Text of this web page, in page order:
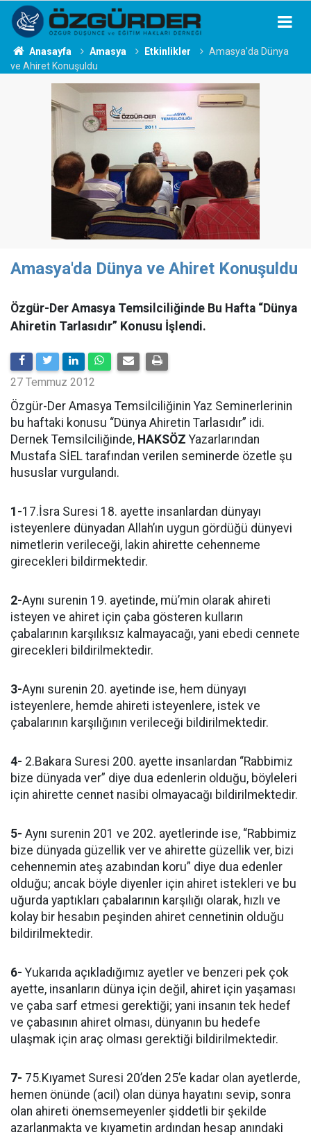
Anasayfa Amasya Etkinlikler
Amasya'da Dünya
ve Ahiret Konuşuldu
Amasya'da Dünya ve Ahiret Konuşuldu
Özgür-Der Amasya Temsilciliğinde Bu Hafta “Dünya
Ahiretin Tarlasıdır” Konusu İşlendi.
27 Temmuz 2012
Özgür-Der Amasya Temsilciliğinin Yaz Seminerlerinin
bu haftaki konusu “Dünya Ahiretin Tarlasıdır” idi.
Dernek Temsilciliğinde, HAKSÖZ Yazarlarından
Mustafa SİEL tarafından verilen seminerde özetle şu
hususlar vurgulandı.
1-17.İsra Suresi 18. ayette insanlardan dünyayı
isteyenlere dünyadan Allah’ın uygun gördüğü dünyevi
nimetlerin verileceği, lakin ahirette cehenneme
girecekleri bildirmektedir.
2-Aynı surenin 19. ayetinde, mü’min olarak ahireti
isteyen ve ahiret için çaba gösteren kulların
çabalarının karşılıksız kalmayacağı, yani ebedi cennete
girecekleri bildirilmektedir.
3-Aynı surenin 20. ayetinde ise, hem dünyayı
isteyenlere, hemde ahireti isteyenlere, istek ve
çabalarının karşılığının verileceği bildirilmektedir.
4- 2.Bakara Suresi 200. ayette insanlardan “Rabbimiz
bize dünyada ver” diye dua edenlerin olduğu, böyleleri
için ahirette cennet nasibi olmayacağı bildirilmektedir.
5- Aynı surenin 201 ve 202. ayetlerinde ise, “Rabbimiz
bize dünyada güzellik ver ve ahirette güzellik ver, bizi
cehennemin ateş azabından koru” diye dua edenler
olduğu; ancak böyle diyenler için ahiret istekleri ve bu
uğurda yaptıkları çabalarının karşılığı olarak, hızlı ve
kolay bir hesabın peşinden ahiret cennetinin olduğu
bildirilmektedir.
6- Yukarıda açıkladığımız ayetler ve benzeri pek çok
ayette, insanların dünya için değil, ahiret için yaşaması
ve çaba sarf etmesi gerektiği; yani insanın tek hedef
ve çabasının ahiret olması, dünyanın bu hedefe
ulaşmak için araç olması gerektiği bildirilmektedir.
7- 75.Kıyamet Suresi 20’den 25’e kadar olan ayetlerde,
hemen önünde (acil) olan dünya hayatını sevip, sonra
olan ahireti önemsemeyenler şiddetli bir şekilde
azarlanmakta ve kıyametin ardından hesap anındaki